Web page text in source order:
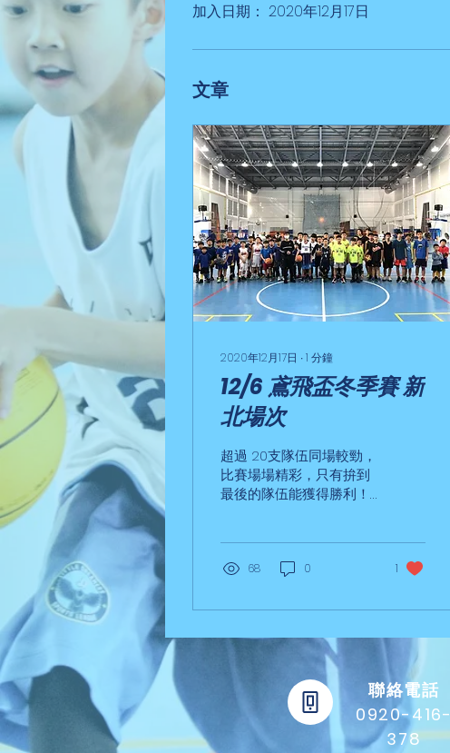
加入日期： 2020年12月17日
文章
2020年12月17日 ∙1 分鐘
12/6 鳶飛盃冬季賽 新
北場次
超過 20支隊伍同場較勁，
比賽場場精彩，只有拚到
最後的隊伍能獲得勝利！
比賽當天可以說是熱血奔
夠透過舉辦比賽，看到那
當中也不乏許多校隊報名
參賽，也看得出平時努力...
68 0 1
聯絡電話
0920-416-
378